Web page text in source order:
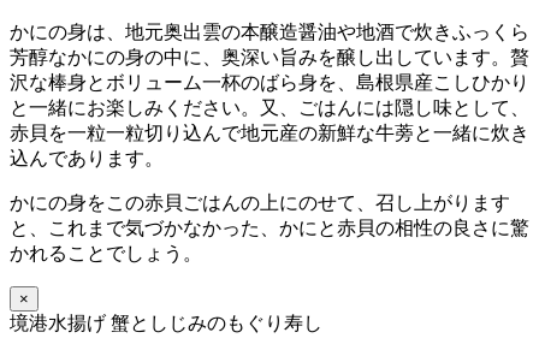
かにの身は、地元奥出雲の本醸造醤油や地酒で炊きふっくら
芳醇なかにの身の中に、奥深い旨みを醸し出しています。贅
沢な棒身とボリューム一杯のばら身を、島根県産こしひかり
と一緒にお楽しみください。又、ごはんには隠し味として、
赤貝を一粒一粒切り込んで地元産の新鮮な牛蒡と一緒に炊き
込んであります。
かにの身をこの赤貝ごはんの上にのせて、召し上がります
と、これまで気づかなかった、かにと赤貝の相性の良さに驚
かれることでしょう。
×
境港水揚げ 蟹としじみのもぐり寿し